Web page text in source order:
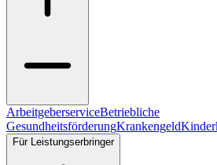
ArbeitgeberserviceBetriebliche
GesundheitsförderungKrankengeld
Für Leistungserbringer